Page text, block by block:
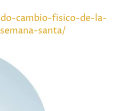
cambio-fisico-de-la-
santa/